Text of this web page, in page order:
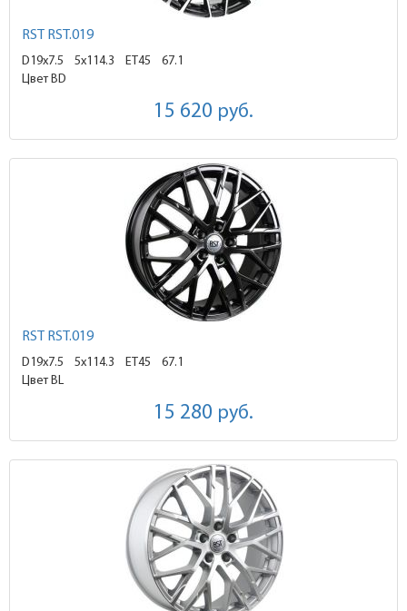
RST RST.019
D19x7.5 5x114.3 ET45
67.1
Цвет BD
15 620 руб.
RST RST.019
D19x7.5 5x114.3 ET45
67.1
Цвет BL
15 280 руб.